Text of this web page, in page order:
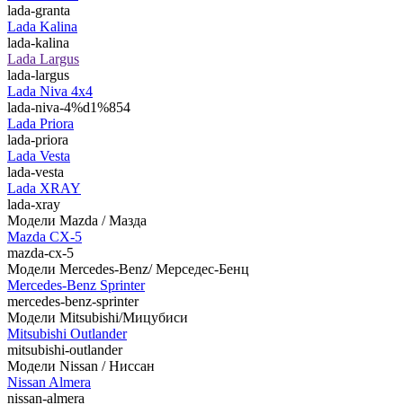
lada-granta
Lada Kalina
lada-kalina
Lada Largus
lada-largus
Lada Niva 4х4
lada-niva-4%d1%854
Lada Priora
lada-priora
Lada Vesta
lada-vesta
Lada XRAY
lada-xray
Модели Mazda / Мазда
Mazda CX-5
mazda-cx-5
Модели Mercedes-Benz/ Мерседес-Бенц
Mercedes-Benz Sprinter
mercedes-benz-sprinter
Модели Mitsubishi/Мицубиси
Mitsubishi Outlander
mitsubishi-outlander
Модели Nissan / Ниссан
Nissan Almera
nissan-almera